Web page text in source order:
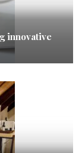
innovative